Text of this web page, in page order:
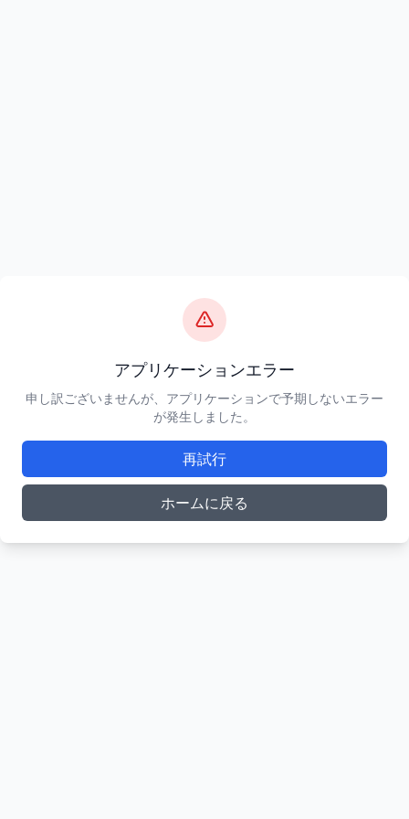
アプリケーションエラー
申し訳ございませんが、アプリケーションで予期しないエラー
が発生しました。
再試行
ホームに戻る